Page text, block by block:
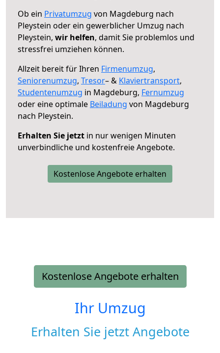
Ob ein Privatumzug von Magdeburg nach
Pleystein oder ein gewerblicher Umzug nach
Pleystein, wir helfen, damit Sie problemlos und
stressfrei umziehen können.
Allzeit bereit für Ihren Firmenumzug,
Seniorenumzug, Tresor– & Klaviertransport,
Studentenumzug in Magdeburg, Fernumzug
oder eine optimale Beiladung von Magdeburg
nach Pleystein.
Erhalten Sie jetzt in nur wenigen Minuten
unverbindliche und kostenfreie Angebote.
Kostenlose Angebote erhalten
Kostenlose Angebote erhalten
Ihr Umzug
Erhalten Sie jetzt Angebote